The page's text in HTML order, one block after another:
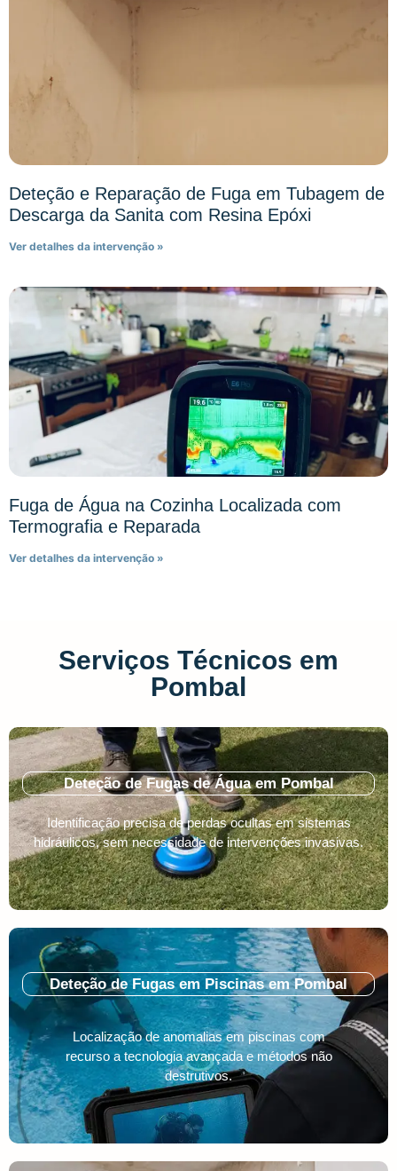
Deteção e Reparação de Fuga em Tubagem de
Descarga da Sanita com Resina Epóxi
Ver detalhes da intervenção »
Fuga de Água na Cozinha Localizada com
Termografia e Reparada
Ver detalhes da intervenção »
Serviços Técnicos em
Pombal
Deteção de Fugas de Água em Pombal
Identificação precisa de perdas ocultas em sistemas
hidráulicos, sem necessidade de intervenções invasivas.
Deteção de Fugas em Piscinas em Pombal
Localização de anomalias em piscinas com
recurso a tecnologia avançada e métodos não
destrutivos.